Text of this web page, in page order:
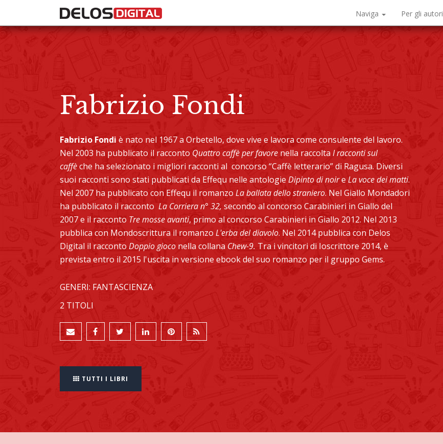
Naviga Per gli autori
Fabrizio Fondi
Fabrizio Fondi è nato nel 1967 a Orbetello, dove vive e lavora come consulente del lavoro.
Nel 2003 ha pubblicato il racconto Quattro caffè per favore nella raccolta I racconti sul
caffèche ha selezionato i migliori racconti al concorso “Caffè letterario” di Ragusa. Diversi
suoi racconti sono stati pubblicati da Effequ nelle antologie Dipinto di noire La voce dei matti.
Nel 2007 ha pubblicato con Effequ il romanzo La ballata dello straniero. Nel Giallo Mondadori
ha pubblicato il racconto La Corriera n° 32, secondo al concorso Carabinieri in Giallo del
2007 e il racconto Tre mosse avanti, primo al concorso Carabinieri in Giallo 2012. Nel 2013
pubblica con Mondoscrittura il romanzo L'erba del diavolo. Nel 2014 pubblica con Delos
Digital il racconto Doppio gioco nella collana Chew-9. Tra i vincitori di Ioscrittore 2014, è
prevista entro il 2015 l'uscita in versione ebook del suo romanzo per il gruppo Gems.
GENERI: FANTASCIENZA
2 TITOLI
TUTTI I LIBRI